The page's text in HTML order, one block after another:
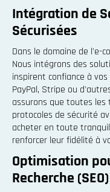
Intégration de
Sécurisées
Dans le domaine de l'e-
Nous intégrons des
inspirent confiance à
PayPal, Stripe ou
assurons que toutes
protocoles de sécurité
acheter en toute
renforcer leur fidélité à
Optimisation
Recherche (SEO)